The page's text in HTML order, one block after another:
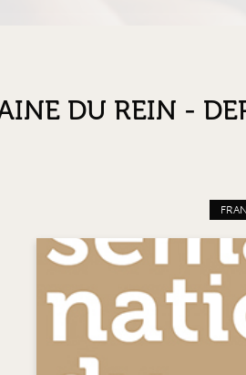
DU REIN -